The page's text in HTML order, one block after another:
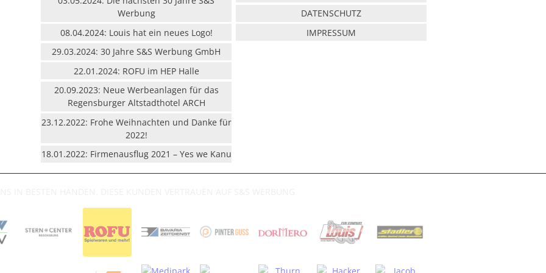
Werbung
08.04.2024: Louis hat ein neues Logo!
29.03.2024: 30 Jahre S&S Werbung GmbH
22.01.2024: ROFU im HEP Halle
20.09.2023: Neue Werbeanlagen für das
Regensburger Altstadthotel ARCH
23.12.2022: Frohe Weihnachten und Danke für
2022!
18.01.2022: Firmenausflug 2021 – Yes we Kanu
DATENSCHUTZ
IMPRESSUM